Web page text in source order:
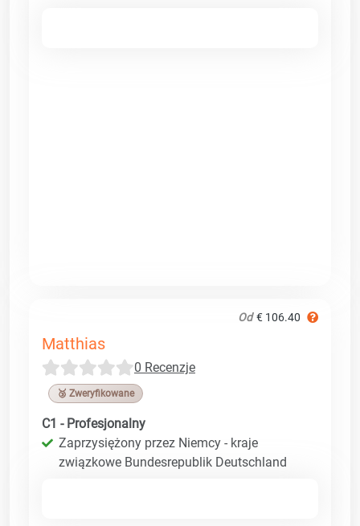
Od € 106.40
Matthias
0 Recenzje
🥉 Zweryfikowane
C1 - Profesjonalny
Zaprzysiężony przez Niemcy - kraje
związkowe Bundesrepublik Deutschland